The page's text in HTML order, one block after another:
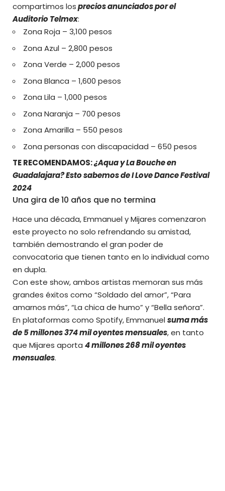
compartimos losprecios anunciados por el
Auditorio Telmex:
Zona Roja – 3,100 pesos
Zona Azul – 2,800 pesos
Zona Verde – 2,000 pesos
Zona Blanca – 1,600 pesos
Zona Lila – 1,000 pesos
Zona Naranja – 700 pesos
Zona Amarilla – 550 pesos
Zona personas con discapacidad – 650 pesos
TE RECOMENDAMOS:¿Aqua y La Bouche en
Guadalajara? Esto sabemos de I Love Dance Festival
2024
Una gira de 10 años que no termina
Hace una década, Emmanuel y Mijares comenzaron
este proyecto no solo refrendando su amistad,
también demostrando el gran poder de
convocatoria que tienen tanto en lo individual como
en dupla.
Con este show, ambos artistas memoran sus más
grandes éxitos como “Soldado del amor”, “Para
amarnos más”, “La chica de humo” y “Bella señora”.
En plataformas como Spotify, Emmanuelsuma más
de 5 millones 374 mil oyentes mensuales, en tanto
que Mijares aporta 4 millones 268 mil oyentes
mensuales.